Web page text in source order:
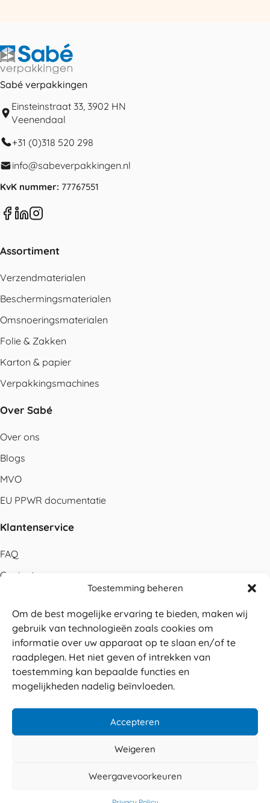
Toestemming beheren
Om de best mogelijke ervaring te bieden, maken wij
gebruik van technologieën zoals cookies om
informatie over uw apparaat op te slaan en/of te
raadplegen. Het niet geven of intrekken van
toestemming kan bepaalde functies en
mogelijkheden nadelig beïnvloeden.
Accepteren
Weigeren
Weergavevoorkeuren
Sabé verpakkingen
Einsteinstraat 33, 3902 HN
Veenendaal
+31 (0)318 520 298
info@sabeverpakkingen.nl
KvK nummer: 77767551
Assortiment
Verzendmaterialen
Beschermingsmaterialen
Omsnoeringsmaterialen
Folie & Zakken
Karton & papier
Verpakkingsmachines
Over Sabé
Over ons
Blogs
MVO
EU PPWR documentatie
Klantenservice
FAQ
Contact
Betalen
Levering
Retouren
Service en garantie
Veilig betalen
© 2026 Sabé Verpakkingen
Algemene voorwaarden